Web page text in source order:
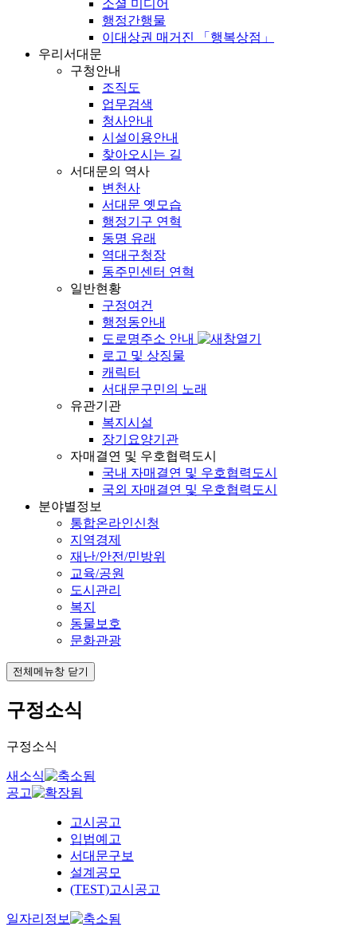
소셜 미디어
행정간행물
이대상권 매거진 「행복상점」
우리서대문
구청안내
조직도
업무검색
청사안내
시설이용안내
찾아오시는 길
서대문의 역사
변천사
서대문 옛모습
행정기구 연혁
동명 유래
역대구청장
동주민센터 연혁
일반현황
구정여건
행정동안내
도로명주소 안내
로고 및 상징물
캐릭터
서대문구민의 노래
유관기관
복지시설
장기요양기관
자매결연 및 우호협력도시
국내 자매결연 및 우호협력도시
국외 자매결연 및 우호협력도시
분야별정보
통합온라인신청
지역경제
재난/안전/민방위
교육/공원
도시관리
복지
동물보호
문화관광
전체메뉴창 닫기
구정소식
구정소식
새소식
공고
고시공고
입법예고
서대문구보
설계공모
(TEST)고시공고
일자리정보